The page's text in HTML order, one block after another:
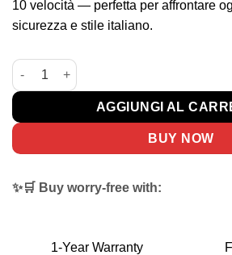
10 velocità — perfetta per affrontare
sicurezza e stile italiano.
Bianchi T‑Tronik X 9.2 Deore 10 v –
AGGIUNGI AL
BUY NOW
✨🛒 Buy worry-free with:
1-Year Warranty